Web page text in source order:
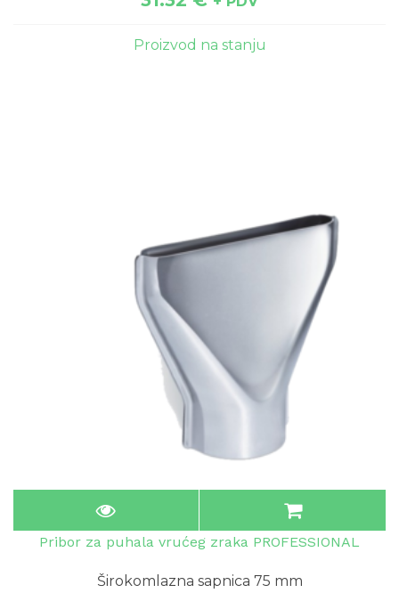
Proizvod na stanju
Pribor za puhala vrućeg zraka PROFESSIONAL
Širokomlazna sapnica 75 mm